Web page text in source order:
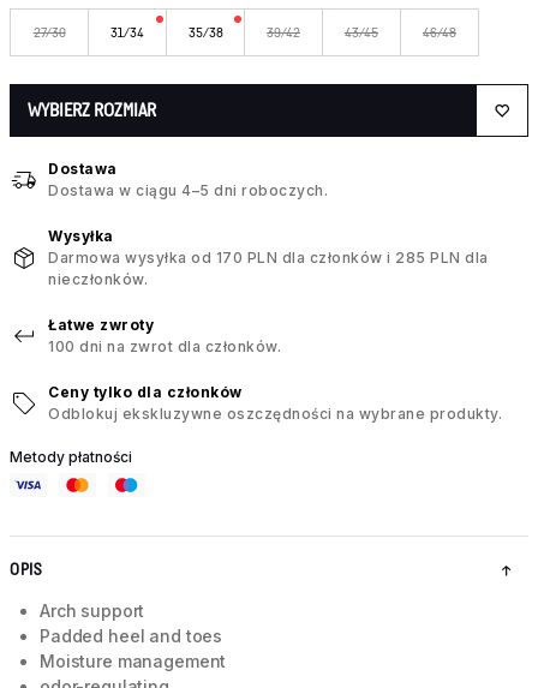
27/30 31/34 35/38 39/42 43/45 46/48
WYBIERZ ROZMIAR
Dostawa
Dostawa w ciągu 4–5 dni roboczych.
Wysyłka
Darmowa wysyłka od 170 PLN dla członków i 285 PLN dla
nieczłonków.
Łatwe zwroty
100 dni na zwrot dla członków.
Ceny tylko dla członków
Odblokuj ekskluzywne oszczędności na wybrane produkty.
Metody płatności
OPIS
Arch support
Padded heel and toes
Moisture management